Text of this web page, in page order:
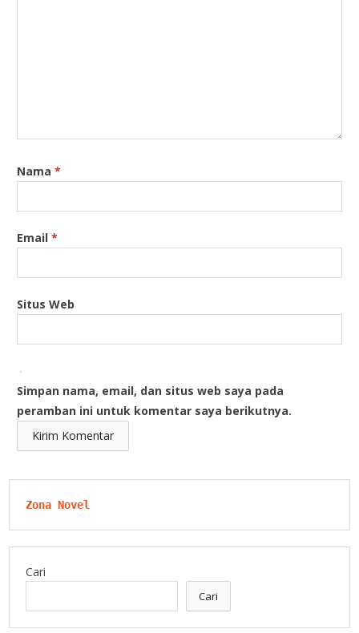
Nama*
Email*
Situs Web
Simpan nama, email, dan situs web saya pada
peramban ini untuk komentar saya berikutnya.
Zona Novel
Cari
Cari